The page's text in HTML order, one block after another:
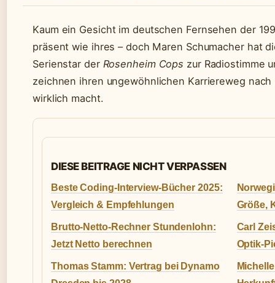
Kaum ein Gesicht im deutschen Fernsehen der
präsent wie ihres – doch Maren Schumacher hat
Serienstar der Rosenheim Cops zur Radiostimme
zeichnen ihren ungewöhnlichen Karriereweg
wirklich macht.
DIESE BEITRAGE NICHT VERPASSEN
Beste Coding-Interview-Bücher 2025:
Vergleich & Empfehlungen
Größe,
Brutto-Netto-Rechner Stundenlohn:
Jetzt Netto berechnen
Carl
Optik-
Thomas Stamm: Vertrag bei Dynamo